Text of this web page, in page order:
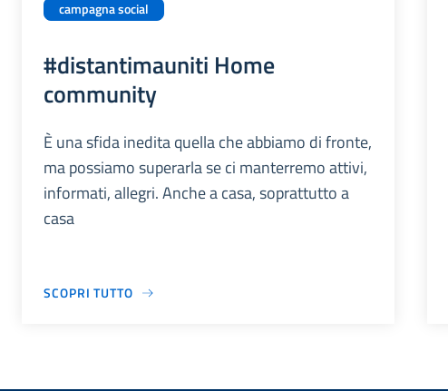
campagna social
#distantimauniti Home
community
È una sfida inedita quella che abbiamo di fronte,
ma possiamo superarla se ci manterremo attivi,
informati, allegri. Anche a casa, soprattutto a
casa
SCOPRI TUTTO